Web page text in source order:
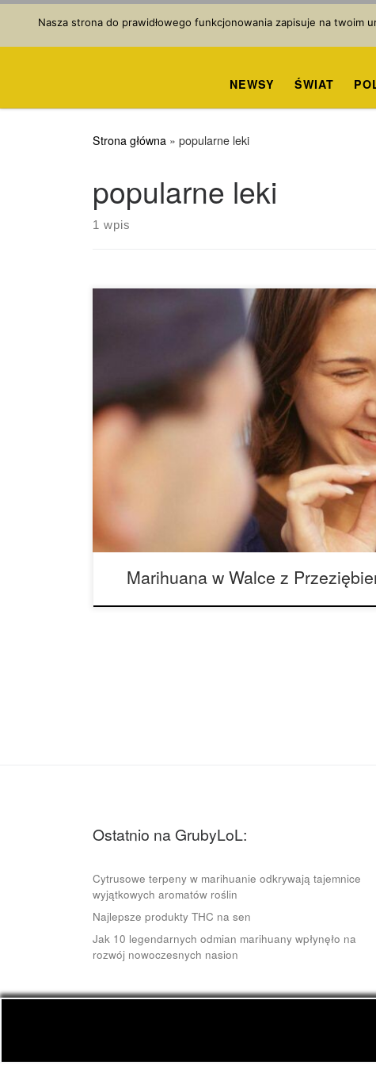
Przejdź do treści
NEWSY ŚWIAT
Strona główna » popularne leki
popularne leki
1 wpis
Zaczyna się od kaszlu, kataru, następnie bólu gardła
organizmu. Dodaj do tego gorączkę i silne bóle
potwierdzić, że masz przeziębienie lub grypę.
właściwości łagodzących ból, przeciwzapalnych i
pomóc w szybszym wyleczeniu przeziębienia lub […]
Marihuana w Walce z
Ostatnio na GrubyLoL:
Cytrusowe terpeny w marihuanie odkrywają tajemnice
wyjątkowych aromatów roślin
Najlepsze produkty THC na sen
Jak 10 legendarnych odmian marihuany wpłynęło na
rozwój nowoczesnych nasion
Nasza strona do prawidłowego funkcjonowania zapisuje na